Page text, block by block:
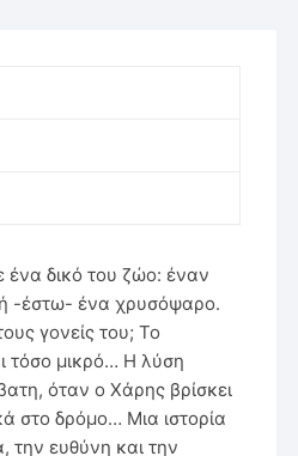
δικό του ζώο: έναν
-έστω- ένα χρυσόψαρο.
γονείς του; Το
τόσο μικρό… Η λύση
όταν ο Χάρης βρίσκει
στο δρόμο… Mια ιστορία
την ευθύνη και την